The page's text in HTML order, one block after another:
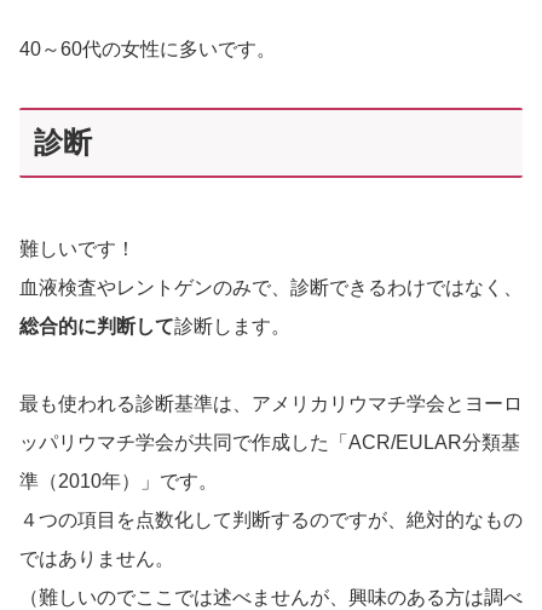
40～60代の女性に多いです。
診断
難しいです！
血液検査やレントゲンのみで、診断できるわけではなく、
総合的に判断して診断します。
最も使われる診断基準は、アメリカリウマチ学会とヨーロ
ッパリウマチ学会が共同で作成した「ACR/EULAR分類基
準（2010年）」です。
４つの項目を点数化して判断するのですが、絶対的なもの
ではありません。
（難しいのでここでは述べませんが、興味のある方は調べ